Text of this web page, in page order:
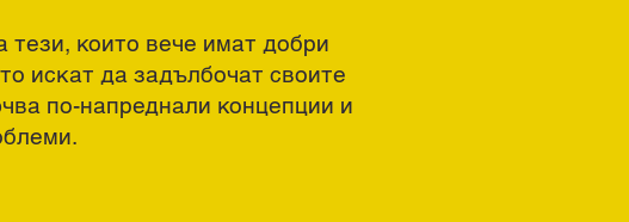
тези, които вече имат добри
искат да задълбочат своите
по-напреднали концепции и